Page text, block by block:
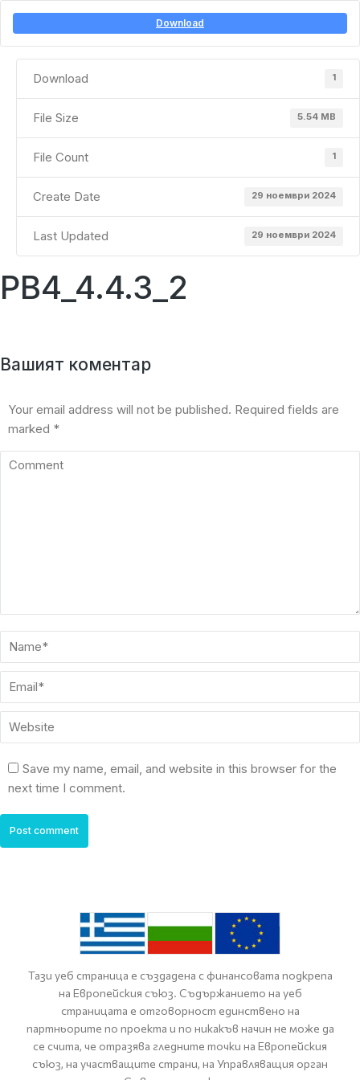
Download
Download 1
File Size 5.54 MB
File Count 1
Create Date 29 ноември 2024
Last Updated 29 ноември 2024
PB4_4.4.3_2
Вашият коментар
Your email address will not be published. Required fields are
marked *
Comment
Name *
Email *
Website
Save my name, email, and website in this browser for the
next time I comment.
Post comment
Тази уеб страница е създадена с финансовата подкрепа
на Европейския съюз. Съдържанието на уеб
страницата е отговорност единствено на
партньорите по проекта и по никакъв начин не може да
се счита, че отразява гледните точки на Европейския
съюз, на участващите страни, на Управляващия орган